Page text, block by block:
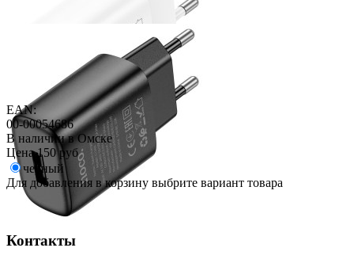
EAN:
00-00054686
В наличии в Омске
Цена150 руб
черный
Для добавления в корзину выбрите вариант товара
Контакты